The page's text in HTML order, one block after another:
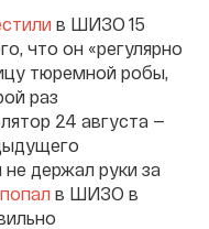
в ШИЗО 15
что он «регулярно
тюремной робы,
раз
24 августа —
держал руки за
попал в ШИЗО в